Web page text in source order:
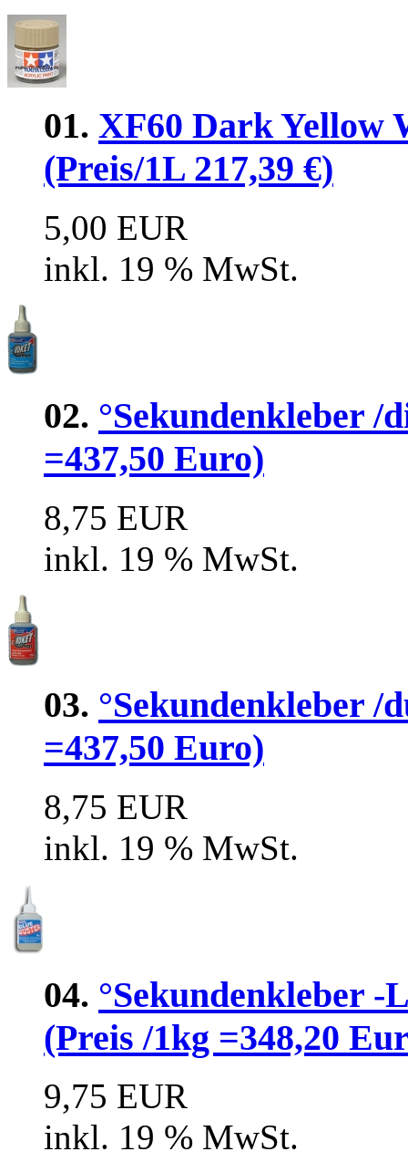
01. XF60 Dark Yellow
(Preis/1L 217,39 €)
5,00 EUR
inkl. 19 % MwSt.
02. °Sekundenkleber /
=437,50 Euro)
8,75 EUR
inkl. 19 % MwSt.
03. °Sekundenkleber /
=437,50 Euro)
8,75 EUR
inkl. 19 % MwSt.
04. °Sekundenkleber
(Preis /1kg =348,20
9,75 EUR
inkl. 19 % MwSt.